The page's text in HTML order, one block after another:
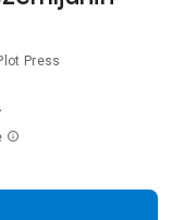
Press
info